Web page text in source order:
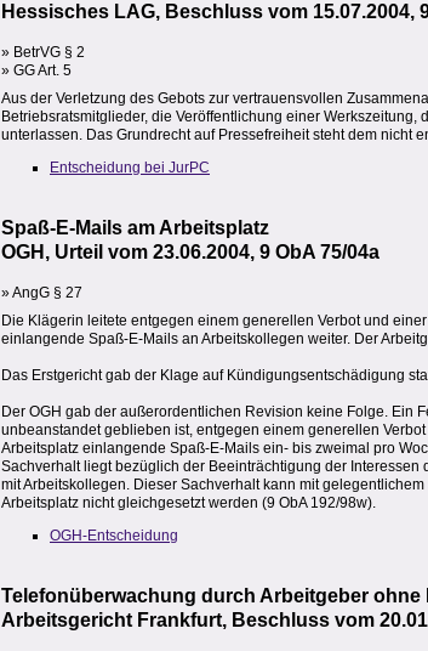
Hessisches LAG, Beschluss vom 15.07.2004,
» BetrVG § 2
» GG Art. 5
Aus der Verletzung des Gebots zur vertrauensvollen
Betriebsratsmitglieder, die Veröffentlichung einer
unterlassen. Das Grundrecht auf Pressefreiheit steht dem nicht
Entscheidung bei JurPC
Spaß-E-Mails am Arbeitsplatz
OGH, Urteil vom 23.06.2004, 9 ObA 75/04a
» AngG § 27
Die Klägerin leitete entgegen einem generellen Verbot und
einlangende Spaß-E-Mails an Arbeitskollegen weiter. Der
Das Erstgericht gab der Klage auf Kündigungsentschädigung
Der OGH gab der außerordentlichen Revision keine Folge. Ein
unbeanstandet geblieben ist, entgegen einem generellen
Arbeitsplatz einlangende Spaß-E-Mails ein- bis zweimal pro
Sachverhalt liegt bezüglich der Beeinträchtigung der
mit Arbeitskollegen. Dieser Sachverhalt kann mit
Arbeitsplatz nicht gleichgesetzt werden (9 ObA 192/98w).
OGH-Entscheidung
Telefonüberwachung durch Arbeitgeber
Arbeitsgericht Frankfurt, Beschluss vom